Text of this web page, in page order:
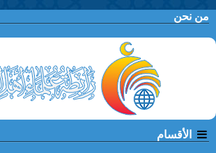
من نحن
الأقسام